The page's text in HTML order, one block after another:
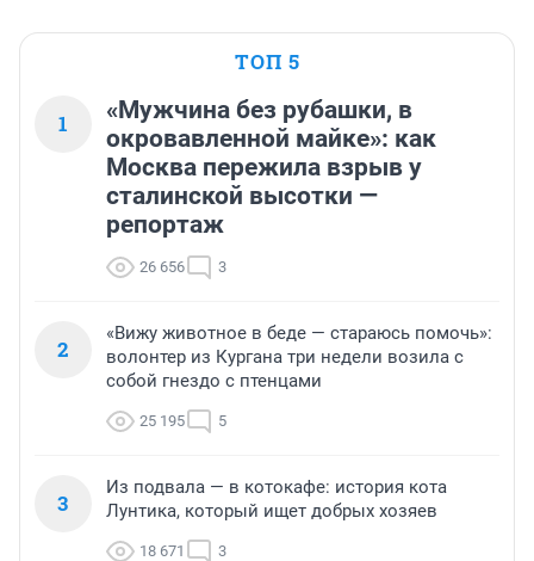
ТОП 5
1
«Мужчина без рубашки, в
окровавленной майке»: как
Москва пережила взрыв у
сталинской высотки —
репортаж
26 656 3
2
«Вижу животное в беде — стараюсь помочь»:
волонтер из Кургана три недели возила с
собой гнездо с птенцами
25 195 5
3
Из подвала — в котокафе: история кота
Лунтика, который ищет добрых хозяев
18 671 3